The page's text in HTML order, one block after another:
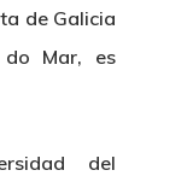
de Galicia
Mar, es
del